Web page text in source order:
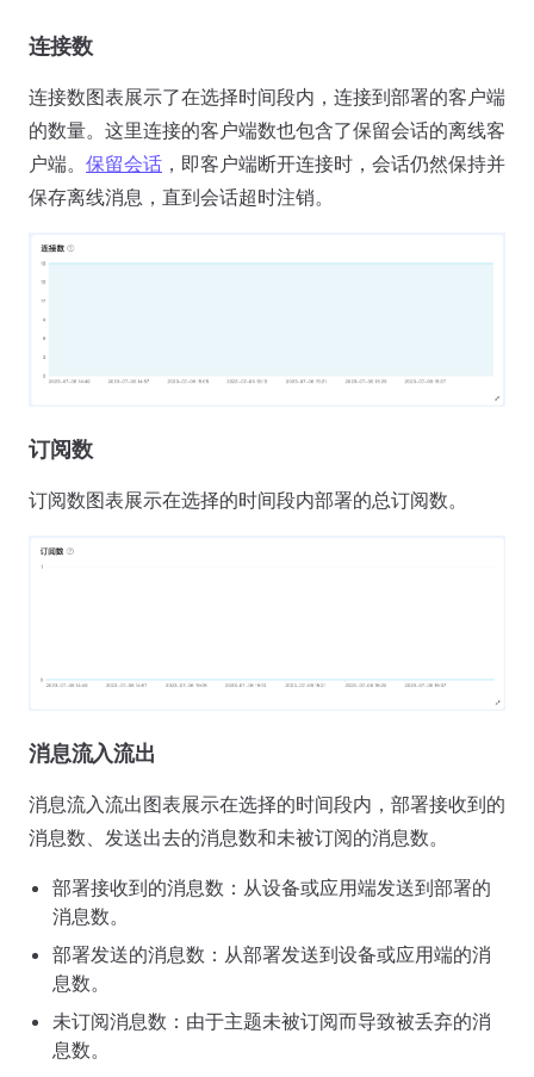
连接数
连接数图表展示了在选择时间段内，连接到部署的客户端
的数量。这里连接的客户端数也包含了保留会话的离线客
户端。 保留会话 ，即客户端断开连接时，会话仍然保持并
保存离线消息，直到会话超时注销。
订阅数
订阅数图表展示在选择的时间段内部署的总订阅数。
消息流入流出
消息流入流出图表展示在选择的时间段内，部署接收到的
消息数、发送出去的消息数和未被订阅的消息数。
部署接收到的消息数：从设备或应用端发送到部署的
消息数。
部署发送的消息数：从部署发送到设备或应用端的消
息数。
未订阅消息数：由于主题未被订阅而导致被丢弃的消
息数。